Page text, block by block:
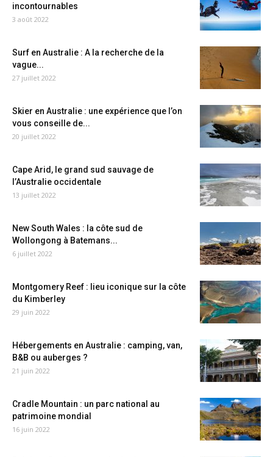
incontournables
3 août 2022
Surf en Australie : A la recherche de la
vague...
27 juillet 2022
Skier en Australie : une expérience que l’on
vous conseille de...
20 juillet 2022
Cape Arid, le grand sud sauvage de
l’Australie occidentale
13 juillet 2022
New South Wales : la côte sud de
Wollongong à Batemans...
6 juillet 2022
Montgomery Reef : lieu iconique sur la côte
du Kimberley
29 juin 2022
Hébergements en Australie : camping, van,
B&B ou auberges ?
21 juin 2022
Cradle Mountain : un parc national au
patrimoine mondial
16 juin 2022